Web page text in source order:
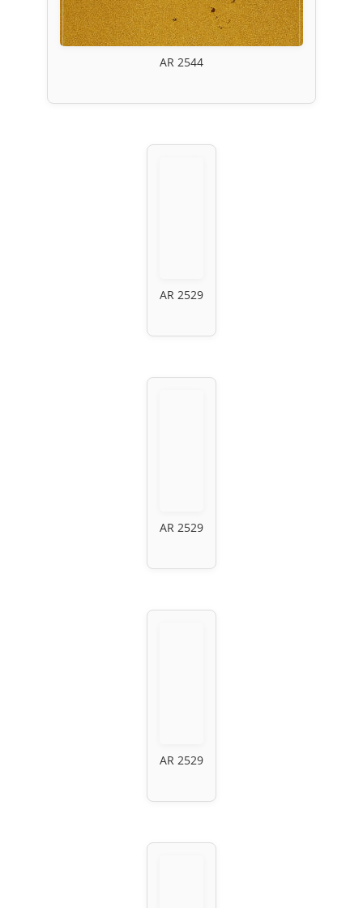
AR 2544
AR 2529
AR 2529
AR 2529